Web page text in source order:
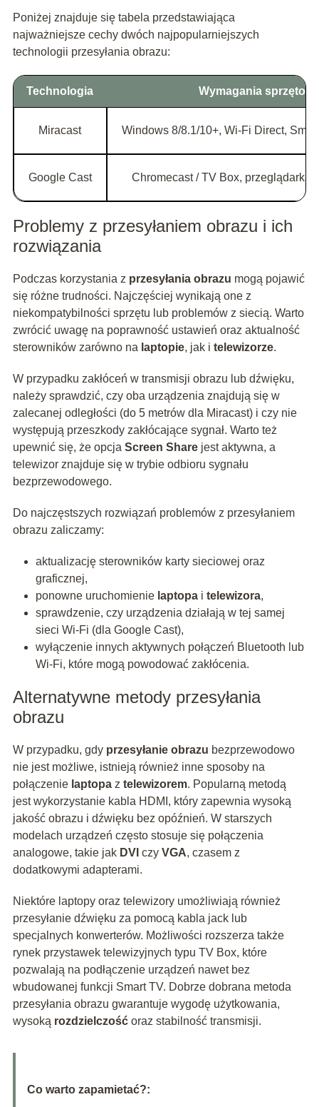
Poniżej znajduje się tabela przedstawiająca
najważniejsze cechy dwóch najpopularniejszych
technologii przesyłania obrazu:
Technologia Wymagania
Miracast Windows 8/8.1/10+, Wi-Fi Direct,
Google Cast Chromecast / TV Box, przeglądarka
Problemy z przesyłaniem obrazu i ich
rozwiązania
Podczas korzystania z przesyłania obrazu mogą pojawić
się różne trudności. Najczęściej wynikają one z
niekompatybilności sprzętu lub problemów z siecią. Warto
zwrócić uwagę na poprawność ustawień oraz aktualność
sterowników zarówno na laptopie, jak i telewizorze.
W przypadku zakłóceń w transmisji obrazu lub dźwięku,
należy sprawdzić, czy oba urządzenia znajdują się w
zalecanej odległości (do 5 metrów dla Miracast) i czy nie
występują przeszkody zakłócające sygnał. Warto też
upewnić się, że opcja Screen Sharejest aktywna, a
telewizor znajduje się w trybie odbioru sygnału
bezprzewodowego.
Do najczęstszych rozwiązań problemów z przesyłaniem
obrazu zaliczamy:
aktualizację sterowników karty sieciowej oraz
graficznej,
ponowne uruchomienie laptopai telewizora,
sprawdzenie, czy urządzenia działają w tej samej
sieci Wi-Fi (dla Google Cast),
wyłączenie innych aktywnych połączeń Bluetooth lub
Wi-Fi, które mogą powodować zakłócenia.
Alternatywne metody przesyłania
obrazu
W przypadku, gdy przesyłanie obrazu bezprzewodowo
nie jest możliwe, istnieją również inne sposoby na
połączenie laptopaz telewizorem. Popularną metodą
jest wykorzystanie kabla HDMI, który zapewnia wysoką
jakość obrazu i dźwięku bez opóźnień. W starszych
modelach urządzeń często stosuje się połączenia
analogowe, takie jak DVI czy VGA, czasem z
dodatkowymi adapterami.
Niektóre laptopy oraz telewizory umożliwiają również
przesyłanie dźwięku za pomocą kabla jack lub
specjalnych konwerterów. Możliwości rozszerza także
rynek przystawek telewizyjnych typu TV Box, które
pozwalają na podłączenie urządzeń nawet bez
wbudowanej funkcji Smart TV. Dobrze dobrana metoda
przesyłania obrazu gwarantuje wygodę użytkowania,
wysoką rozdzielczośćoraz stabilność transmisji.
Co warto zapamietać?: